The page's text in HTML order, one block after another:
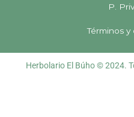
P.
Términos
Herbolario El Búho © 2024.